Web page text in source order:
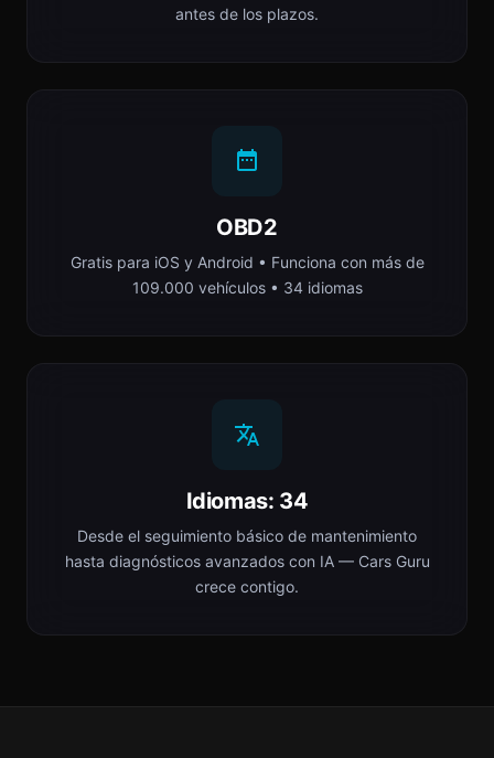
antes de los plazos.
OBD2
Gratis para iOS y Android • Funciona con más de
109.000 vehículos • 34 idiomas
Idiomas: 34
Desde el seguimiento básico de mantenimiento
hasta diagnósticos avanzados con IA — Cars Guru
crece contigo.